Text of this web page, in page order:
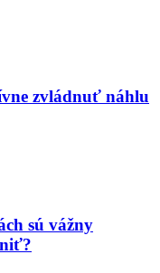
zvládnuť náhlu
sú vážny